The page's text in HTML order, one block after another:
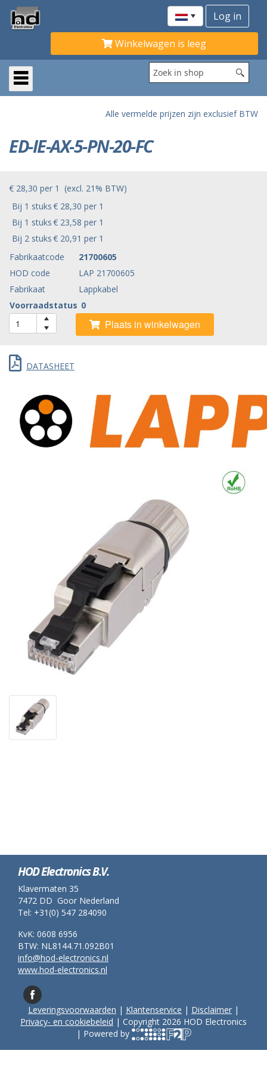
Winkelwagen is leeg
Alle vermelde prijzen zijn exclusief BTW
ED-IE-AX-5-PN-20-FC
€ 28,30 per 1 (excl. 21% BTW)
Bij 1 stuks€ 28,30 per 1
Bij 1 stuks€ 23,58 per 1
Bij 2 stuks€ 20,91 per 1
Fabrikaatcode
21700605
HOD code
LAP 21700605
Fabrikaat
Lappkabel
Voorraadstatus 0
Plaats in winkelwagen
DATASHEET
HOD Electronics B.V.
Klavermaten 35
7472 DD Goor Nederland
Tel: +31(0) 547 284090
KvK: 0608 6956
BTW: NL8144.71.092B01
info@hod-electronics.nl
www.hod-electronics.nl
Leveringsvoorwaarden | Klantenservice | Disclaimer |
Privacy- en cookiebeleid | Copyright 2026 HOD Electronics
| Powered by